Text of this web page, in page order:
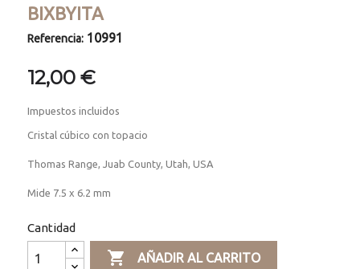
BIXBYITA
Referencia: 10991
12,00 €
Impuestos incluidos
Cristal cúbico con topacio
Thomas Range, Juab County, Utah, USA
Mide 7.5 x 6.2 mm
Cantidad
 AÑADIR AL CARRITO